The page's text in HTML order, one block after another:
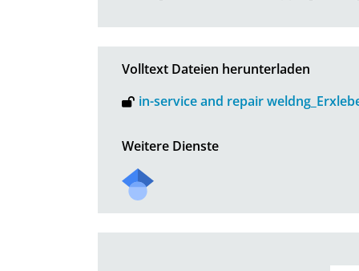
Volltext Dateien herunterladen
in-service and repair
Weitere Dienste